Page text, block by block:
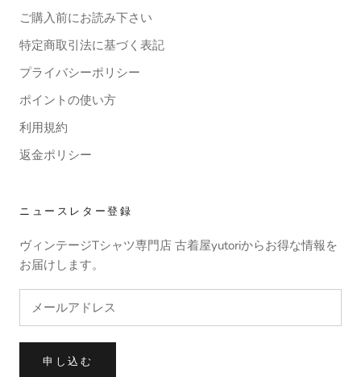
ご購入前にお読み下さい
特定商取引法に基づく表記
プライバシーポリシー
ポイントの使い方
利用規約
返金ポリシー
ニュースレター登録
ヴィンテージTシャツ専門店 古着屋yutoriからお得な情報を
お届けします。
申し込む